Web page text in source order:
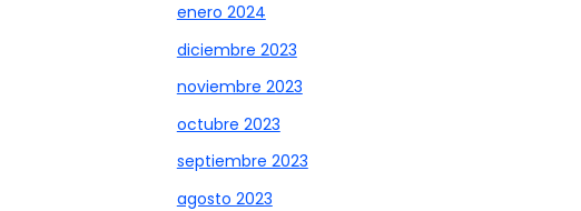
enero 2024
diciembre 2023
noviembre 2023
octubre 2023
septiembre 2023
agosto 2023